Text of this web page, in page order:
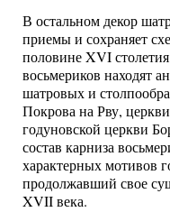
В остальном декор
приемы и сохраняет
половине XVI
восьмериков находят
шатровых и
Покрова на Рву,
годуновской церкви
состав карниза
характерных мотивов
продолжавший свое
XVII века.